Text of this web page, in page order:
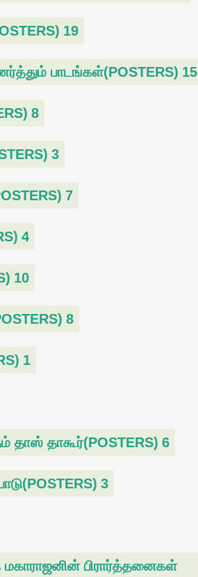
19
பாடங்கள்(POSTERS) 15
8
3
7
4
10
8
1
தாஸ் தாகூர்(POSTERS) 6
3
மகாராஜனின் பிரார்த்தனைகள்